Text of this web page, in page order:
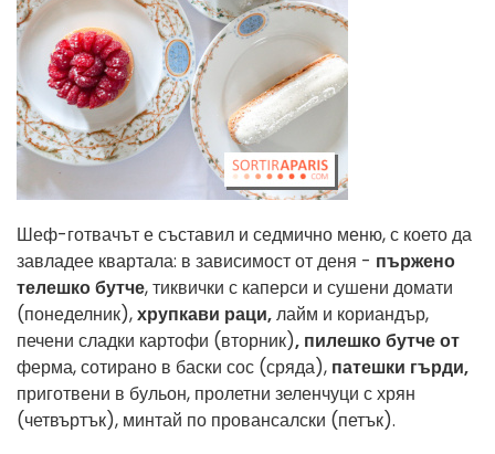
Шеф-готвачът е съставил и седмично меню, с което да
завладее квартала: в зависимост от деня - пържено
телешко бутче, тиквички с каперси и сушени домати
(понеделник),хрупкави раци,лайм и кориандър,
печени сладки картофи (вторник), пилешко бутче от
ферма, сотирано в баски сос (сряда), патешки гърди,
приготвени в бульон, пролетни зеленчуци с хрян
(четвъртък), минтай по провансалски (петък).